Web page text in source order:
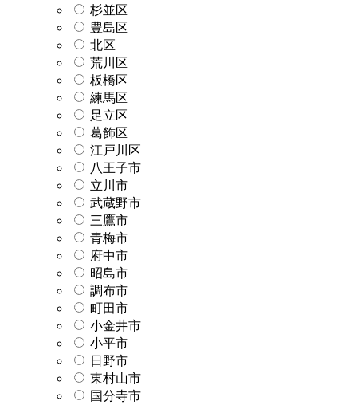
杉並区
豊島区
北区
荒川区
板橋区
練馬区
足立区
葛飾区
江戸川区
八王子市
立川市
武蔵野市
三鷹市
青梅市
府中市
昭島市
調布市
町田市
小金井市
小平市
日野市
東村山市
国分寺市